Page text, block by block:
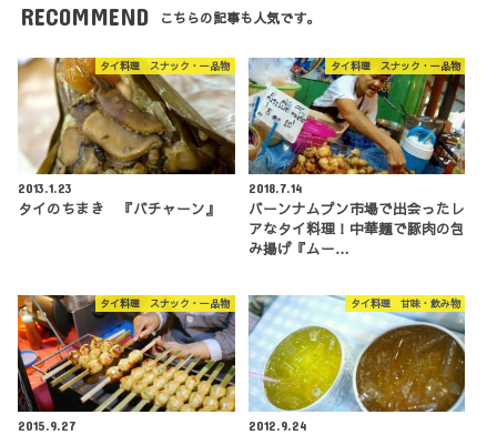
RECOMMEND こちらの記事も人気です。
タイ料理 スナック・一品物
2013.1.23
タイのちまき 『バチャーン』
タイ料理 スナック・一品物
2018.7.14
バーンナムプン市場で出会ったレ
アなタイ料理！中華麺で豚肉の包
み揚げ『ムー…
タイ料理 スナック・一品物
2015.9.27
タイ料理 甘味・飲み物
2012.9.24